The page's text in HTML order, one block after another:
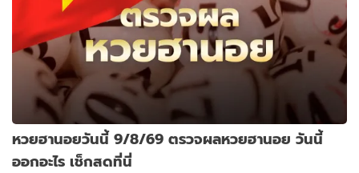
หวยฮานอยวันนี้ 9/8/69 ตรวจผลหวยฮานอย วันนี้
ออกอะไร เช็กสดที่นี่